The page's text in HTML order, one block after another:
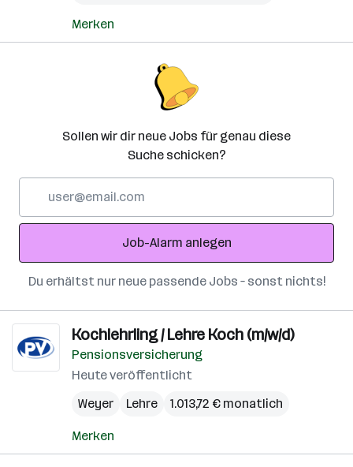
Merken
Sollen wir dir neue Jobs für genau diese
Suche schicken?
Adresse
Job-Alarm anlegen
Du erhältst nur neue passende Jobs – sonst nichts!
Kochlehrling / Lehre Koch (m/w/d)
Pensionsversicherung
Heute veröffentlicht
Weyer
Lehre 1.013,72 € monatlich
Merken